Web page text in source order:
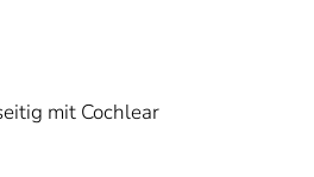
mit Cochlear